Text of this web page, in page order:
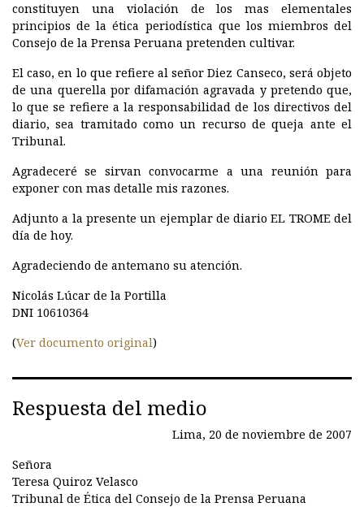
constituyen una violación de los mas elementales
principios de la ética periodística que los miembros del
Consejo de la Prensa Peruana pretenden cultivar.
El caso, en lo que refiere al señor Diez Canseco, será objeto
de una querella por difamación agravada y pretendo que,
lo que se refiere a la responsabilidad de los directivos del
diario, sea tramitado como un recurso de queja ante el
Tribunal.
Agradeceré se sirvan convocarme a una reunión para
exponer con mas detalle mis razones.
Adjunto a la presente un ejemplar de diario EL TROME del
día de hoy.
Agradeciendo de antemano su atención.
Nicolás Lúcar de la Portilla
DNI 10610364
(Ver documento original)
Respuesta del medio
Lima, 20 de noviembre de 2007
Señora
Teresa Quiroz Velasco
Tribunal de Ética del Consejo de la Prensa Peruana